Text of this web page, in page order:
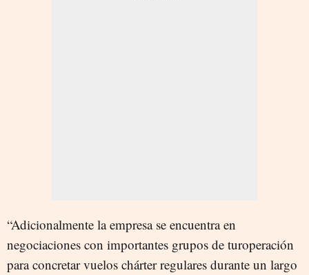
“Adicionalmente la empresa se encuentra en
negociaciones con importantes grupos de turoperación
para concretar vuelos chárter regulares durante un largo